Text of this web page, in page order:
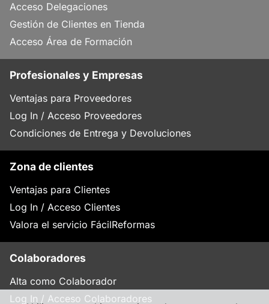
Acceso Delegaciones
Gestión de Clientes en Tienda
Acceso Área de Formación
Profesionales y Empresas
Ventajas para Proveedores
Log In / Acceso Proveedores
Condiciones de Entrega y Devoluciones
Zona de clientes
Ventajas para Clientes
Log In / Acceso Clientes
Valora el servicio FácilReformas
Colaboradores
Alta como Colaborador
Log In / Acceso Colaboradores